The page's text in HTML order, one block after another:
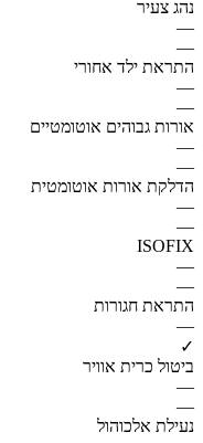
נהג צעיר
—
—
התראת ילד אחורי
—
—
אורות גבוהים אוטומטיים
—
—
הדלקת אורות אוטומטית
—
—
ISOFIX
—
—
התראת חגורות
—
✓
ביטול כרית אוויר
—
—
נעילת אלכוהול